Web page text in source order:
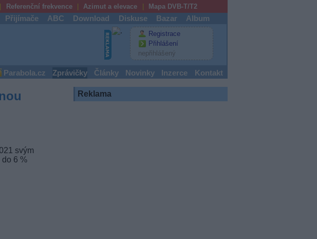
Referenční frekvence Azimut a elevace Mapa DVB-T/T2
Přijímače ABC Download Diskuse Bazar Album
Registrace
Přihlášení
nepřihlášený
Parabola.cz Zprávičky Články Novinky Inzerce Kontakt
svým
6 %
Reklama